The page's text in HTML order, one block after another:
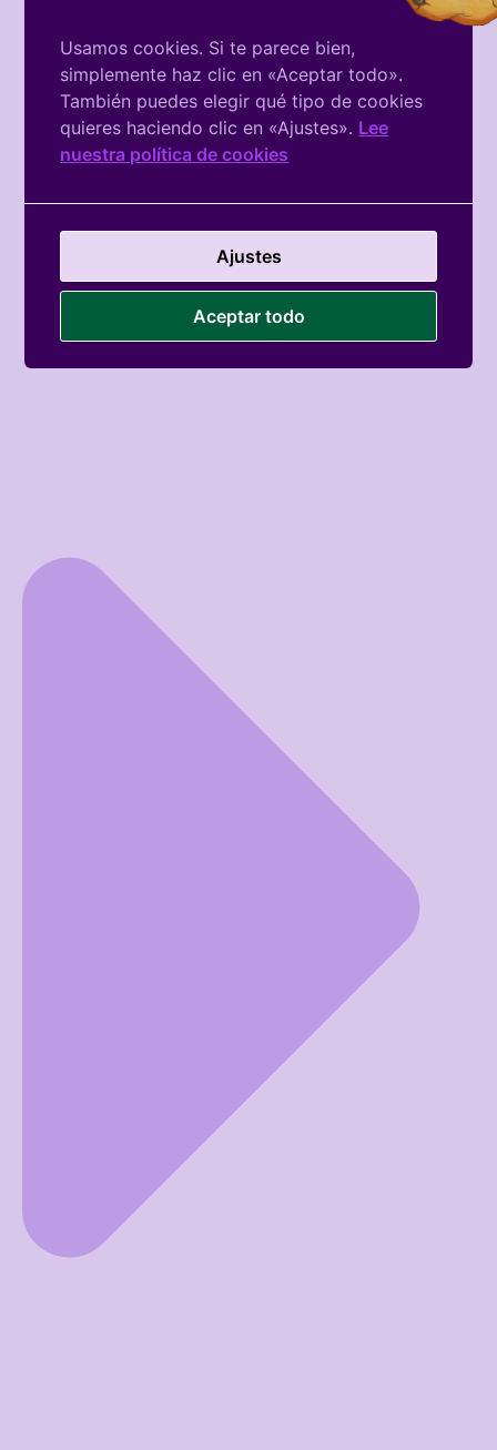
Confirma tu autorización para que Nosotras Mismas
Chamberí te pase cargos en tu cuenta
He leido y Acepto lapolítica de privacidad
Nosotras Mismas Chamberí
Usamos cookies. Si te parece bien,
simplemente haz clic en «Aceptar todo».
También puedes elegir qué tipo de cookies
quieres haciendo clic en «Ajustes». Lee
nuestra política de cookies
Ajustes
Aceptar todo